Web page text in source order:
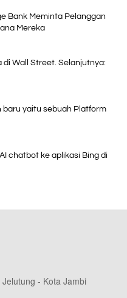
Bank Meminta Pelanggan
Mereka
di Wall Street. Selanjutnya:
baru yaitu sebuah Platform
chatbot ke aplikasi Bing di
- Kota Jambi